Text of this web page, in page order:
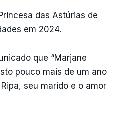
das Astúrias de
em 2024.
que “Marjane
pouco mais de um ano
seu marido e o amor